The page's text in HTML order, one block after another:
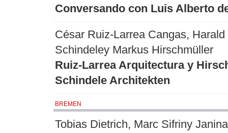
Conversando con Luis Alberto
César Ruiz-Larrea Cangas, Harald
Schindeley Markus Hirschmüller
Ruiz-Larrea Arquitectura y
Schindele Architekten
BREMEN
Tobias Dietrich, Marc Sifriny